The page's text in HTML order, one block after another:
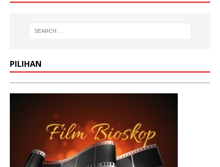
PILIHAN